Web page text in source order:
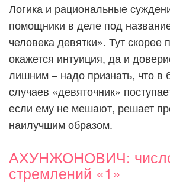
Логика и рациональные
помощники в деле под
человека девятки». Тут скорее
окажется интуиция, да и
лишним – надо признать, что в
случаев «девяточник»
если ему не мешают, решает
наилучшим образом.
АХУНЖОНОВИЧ:
стремлений «1»